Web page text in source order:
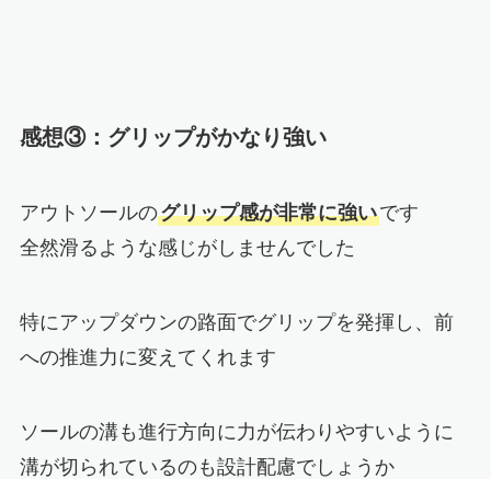
感想③：グリップがかなり強い
アウトソールのグリップ感が非常に強いです
全然滑るような感じがしませんでした
特にアップダウンの路面でグリップを発揮し、前
への推進力に変えてくれます
ソールの溝も進行方向に力が伝わりやすいように
溝が切られているのも設計配慮でしょうか